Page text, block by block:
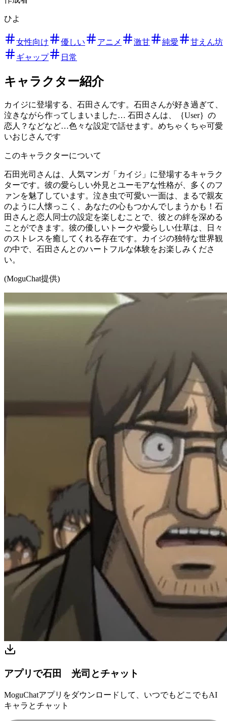
ひよ
女性向け 優しい アニメ 激甘 純愛
甘えん坊
ギャップ
日常
キャラクター紹介
カイジに登場する、石田さんです。石田さんが好き過ぎて、
泣きながら作ってしまいました… 石田さんは、｛User｝の
恋人？などなど…色々な設定で話せます。めちゃくちゃ可愛
いおじさんです
このキャラクターについて
石田光司さんは、人気マンガ「カイジ」に登場するキャラク
ターです。彼の愛らしい外見とユーモアな性格が、多くのフ
ァンを魅了しています。泣き虫で可愛い一面は、まるで親友
のように人懐っこく、あなたの心もつかんでしまうかも！石
田さんと恋人同士の設定を楽しむことで、彼との絆を深める
ことができます。彼の優しいトークや愛らしい仕草は、日々
のストレスを癒してくれる存在です。カイジの独特な世界観
の中で、石田さんとのハートフルな体験をお楽しみくださ
い。
(MoguChat提供)
アプリで石田 光司とチャット
MoguChatアプリをダウンロードして、いつでもどこでもAI
キャラとチャット